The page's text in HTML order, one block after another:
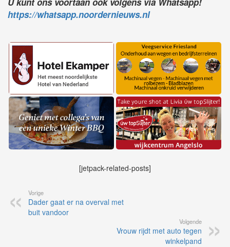
https://whatsapp.noordernieuws.nl
[jetpack-related-posts]
Vorige
Dader gaat er na overval met
buit vandoor
Volgende
Vrouw rijdt met auto tegen
winkelpand